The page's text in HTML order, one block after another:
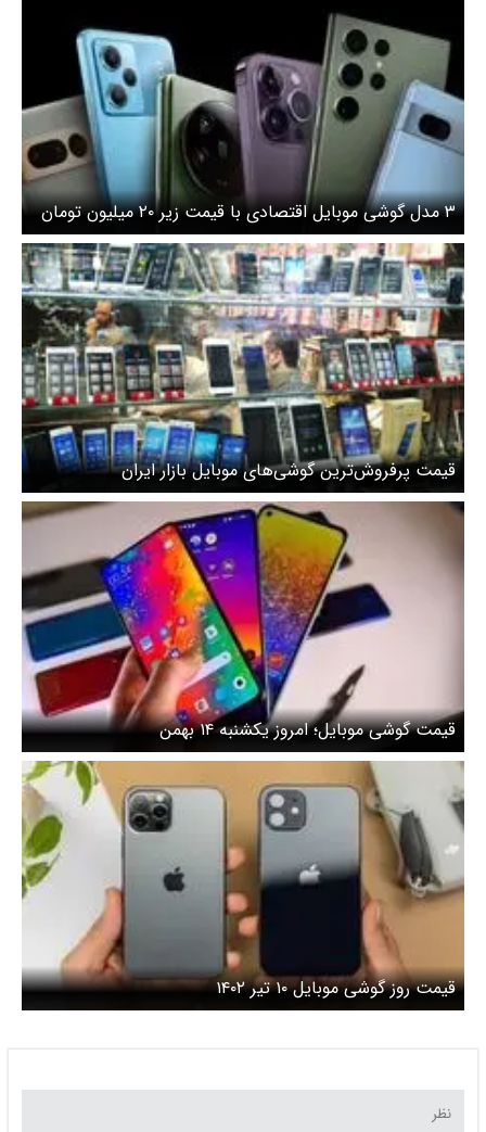
۳ مدل گوشی موبایل اقتصادی با قیمت زیر ۲۰ میلیون تومان
قیمت پرفروش‌ترین گوشی‌های موبایل بازار ایران
قیمت گوشی موبایل؛ امروز یکشنبه ۱۴ بهمن
قیمت روز گوشی موبایل ۱۰ تیر ۱۴۰۲